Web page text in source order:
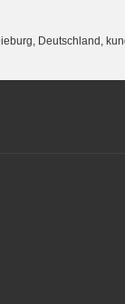
Deutschland,